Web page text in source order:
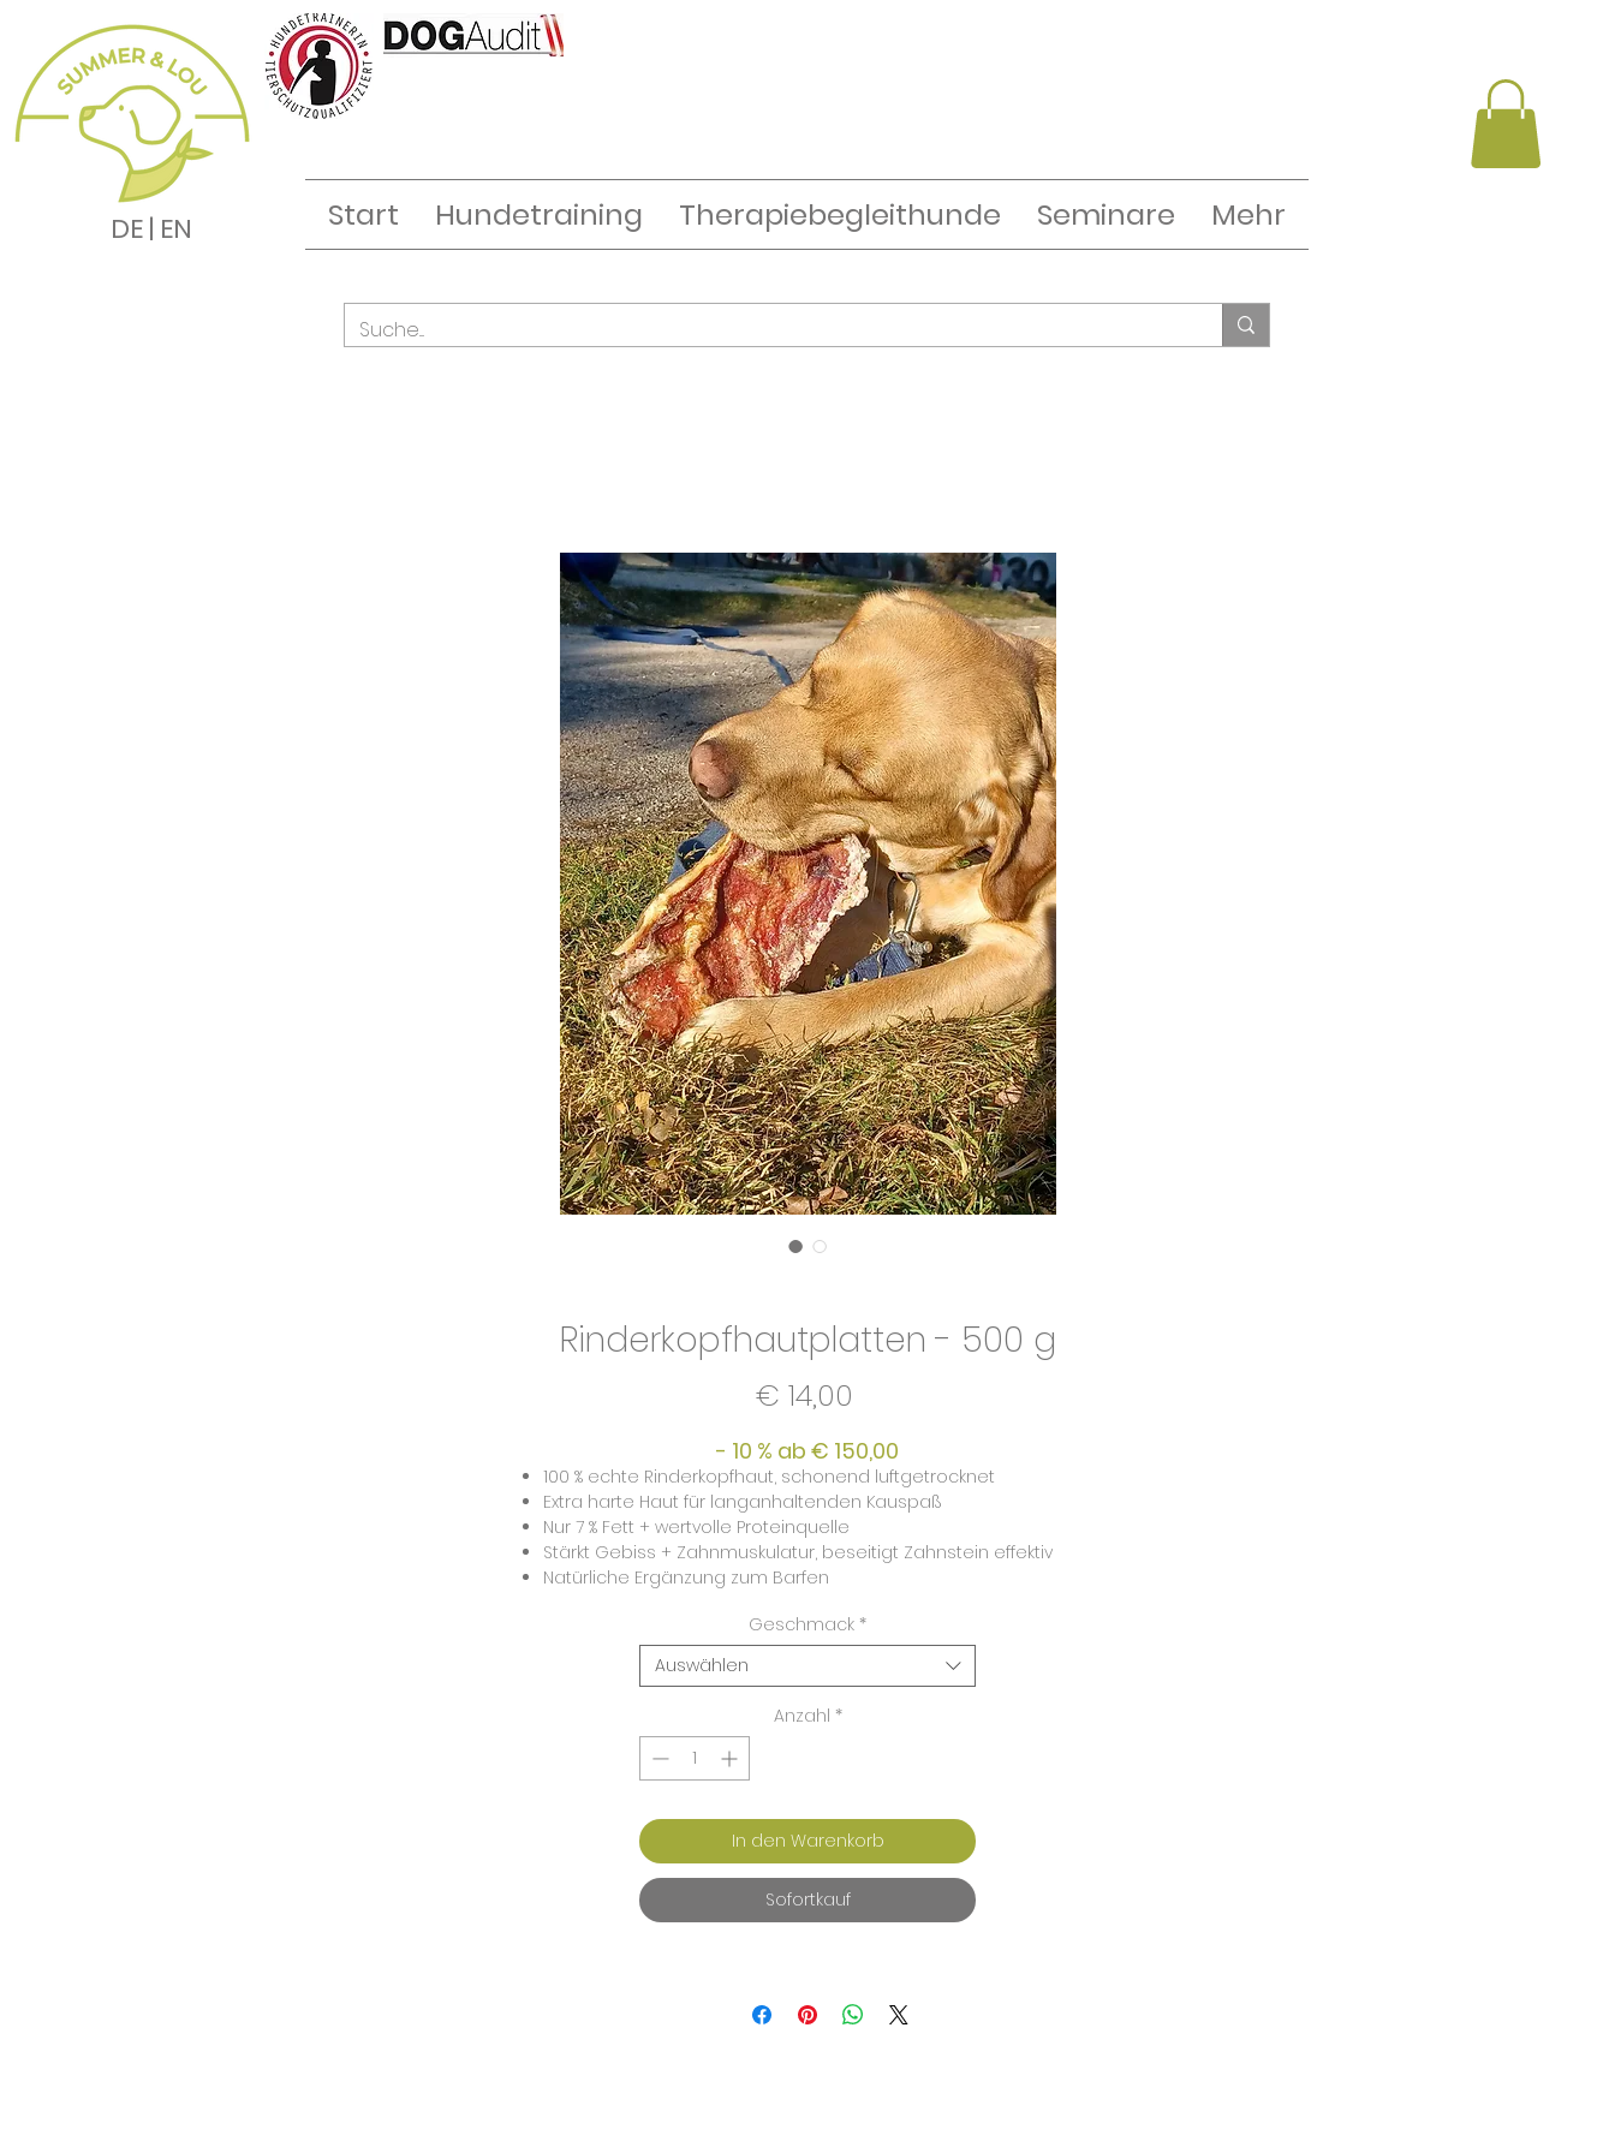
DE | EN Start Hundetraining Therapiebegleithunde Seminare Mehr
Rinderkopfhautplatten - 500 g
€ 14,00
- 10 % ab € 150,00
100 % echte Rinderkopfhaut, schonend luftgetrocknet
Extra harte Haut für langanhaltenden Kauspaß
Nur 7 % Fett + wertvolle Proteinquelle
Stärkt Gebiss + Zahnmuskulatur, beseitigt Zahnstein effektiv
Natürliche Ergänzung zum Barfen
Geschmack *
Auswählen
Anzahl *
In den Warenkorb
Sofortkauf